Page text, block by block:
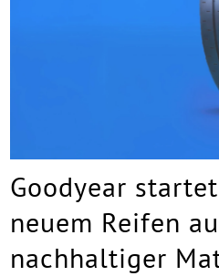
Goodyear
neuem Reifen
nachhaltiger